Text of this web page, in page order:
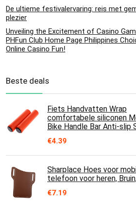
De ultieme festivalervaring: reis met
plezier
Unveiling the Excitement of Casino
PHFun Club Home Page Philippines
Online Casino Fun!
Beste deals
Fiets Handvatten Wrap
comfortabele siliconen
Bike Handle Bar Anti-slip
€4.39
Sharplace Hoes voor
telefoon voor heren,
€7.19